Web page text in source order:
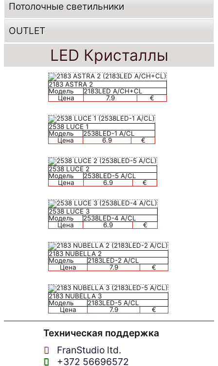
Потолочные светильники
OUTLET
LED Кристаллы
2183 ASTRA 2
Модель
2183LED A/CH+CL
Цена
7.9 €
2538 LUCE 1
Модель
2538LED-1 A/CL
Цена
6.9 €
2538 LUCE 2
Модель
2538LED-5 A/CL
Цена
6.9 €
2538 LUCE 3
Модель
2538LED-4 A/CL
Цена
6.9 €
2183 NUBELLA 2
Модель
2183LED-2 A/CL
Цена
7.9 €
2183 NUBELLA 3
Модель
2183LED-5 A/CL
Цена
7.9 €
Техническая поддержка
FranStudio ltd.
+372 56696572